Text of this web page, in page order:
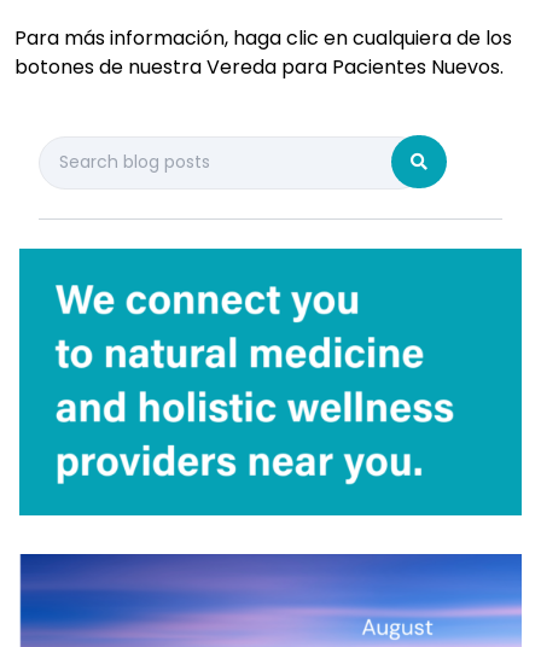
Para más información, haga clic en cualquiera de los
botones de nuestra Vereda para Pacientes Nuevos.